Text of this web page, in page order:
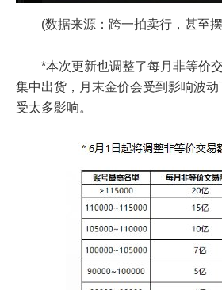
(数据来源：跨一拍卖行，甚至
*本次更新也调整了每月非等价
集中出货，月末金价会受到影响波
受太多影响。